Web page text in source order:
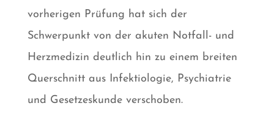
vorherigen Prüfung hat sich der
Schwerpunkt von der akuten Notfall- und
Herzmedizin deutlich hin zu einem breiten
Querschnitt aus Infektiologie, Psychiatrie
und Gesetzeskunde verschoben.